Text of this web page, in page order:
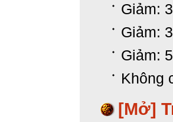
Giảm:
Giảm:
Giảm:
Không
[Mở]